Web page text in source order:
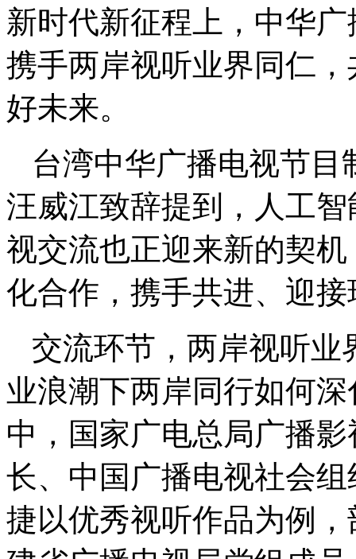
新时代新征程上，中华
携手两岸视听业界同仁
好未来。
台湾中华广播电视节
汪威江致辞提到，人工
视交流也正迎来新的契
化合作，携手共进、迎
交流环节，两岸视听业
业浪潮下两岸同行如何
中，国家广电总局广播
长、中国广播电视社会
捷以优秀视听作品为例